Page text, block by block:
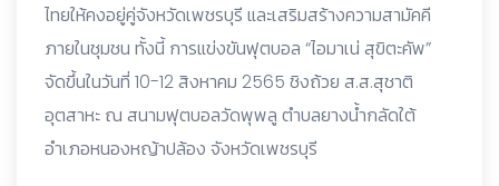
ไทยให้คงอยู่คู่จังหวัดเพชรบุรี และเสริมสร้างความสามัคคี
ภายในชุมชน ทั้งนี้ การแข่งขันฟุตบอล “ไอมาเน่ สุขิตะคัพ”
จัดขึ้นในวันที่ 10-12 สิงหาคม 2565 ชิงถ้วย ส.ส.สุชาติ
อุตสาหะ ณ สนามฟุตบอลวัดพุพลู ตำบลยางน้ำกลัดใต้
อำเภอหนองหญ้าปล้อง จังหวัดเพชรบุรี